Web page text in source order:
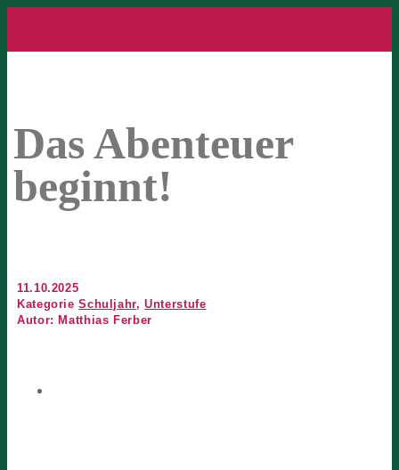
Das Abenteuer
beginnt!
11.10.2025
KategorieSchuljahr,Unterstufe
Autor: Matthias Ferber